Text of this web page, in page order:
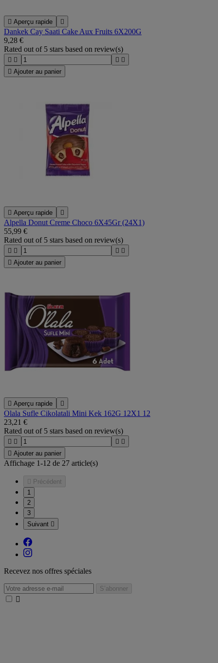
 Aperçu rapide 
Dankek Cay Saati Cake Aux Fruits 6X200G
9,28 €
Rated out of 5 stars based on review(s)
   
 Ajouter au panier
 Aperçu rapide 
Alpella Donut Creme Choco 6X45Gr (24X1)
55,99 €
Rated out of 5 stars based on review(s)
   
 Ajouter au panier
 Aperçu rapide 
Olala Sufle Cikolatali Mini Kek 162G 12X1 12
23,21 €
Rated out of 5 stars based on review(s)
   
 Ajouter au panier
Affichage 1-12 de 27 article(s)
Précédent
1
2
3
Suivant 
Recevez nos offres spéciales
